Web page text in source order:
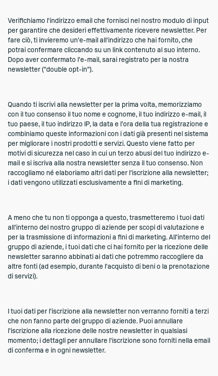
Verifichiamo l'indirizzo email che fornisci nel nostro modulo di input
per garantire che desideri effettivamente ricevere newsletter. Per
fare ciò, ti invieremo un'e-mail all'indirizzo che hai fornito, che
potrai confermare cliccando su un link contenuto al suo interno.
Dopo aver confermato l'e-mail, sarai registrato per la nostra
newsletter ("double opt-in").
Quando ti iscrivi alla newsletter per la prima volta, memorizziamo
con il tuo consenso il tuo nome e cognome, il tuo indirizzo e-mail, il
tuo paese, il tuo indirizzo IP, la data e l'ora della tua registrazione e
combiniamo queste informazioni con i dati già presenti nel sistema
per migliorare i nostri prodotti e servizi. Questo viene fatto per
motivi di sicurezza nel caso in cui un terzo abusi del tuo indirizzo e-
mail e si iscriva alla nostra newsletter senza il tuo consenso. Non
raccogliamo né elaboriamo altri dati per l'iscrizione alla newsletter;
i dati vengono utilizzati esclusivamente a fini di marketing.
A meno che tu non ti opponga a questo, trasmetteremo i tuoi dati
all'interno del nostro gruppo di aziende per scopi di valutazione e
per la trasmissione di informazioni a fini di marketing. All'interno del
gruppo di aziende, i tuoi dati che ci hai fornito per la ricezione delle
newsletter saranno abbinati ai dati che potremmo raccogliere da
altre fonti (ad esempio, durante l'acquisto di beni o la prenotazione
di servizi).
I tuoi dati per l'iscrizione alla newsletter non verranno forniti a terzi
che non fanno parte del gruppo di aziende. Puoi annullare
l'iscrizione alla ricezione delle nostre newsletter in qualsiasi
momento; i dettagli per annullare l'iscrizione sono forniti nella email
di conferma e in ogni newsletter.